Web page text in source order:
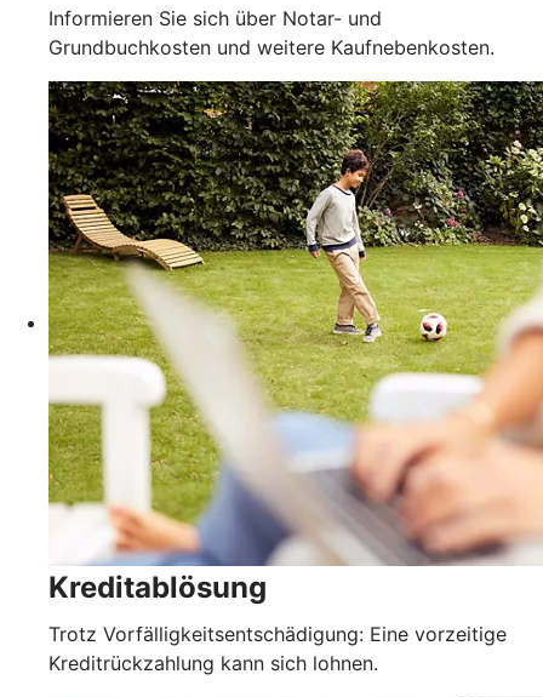
Informieren Sie sich über Notar- und
Grundbuchkosten und weitere Kaufnebenkosten.
Kreditablösung
Trotz Vorfälligkeitsentschädigung: Eine vorzeitige
Kreditrückzahlung kann sich lohnen.